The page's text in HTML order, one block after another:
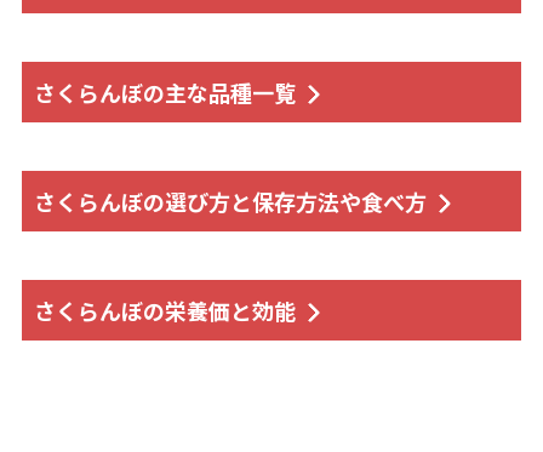
さくらんぼの主な品種一覧
さくらんぼの選び方と保存方法や食べ方
さくらんぼの栄養価と効能